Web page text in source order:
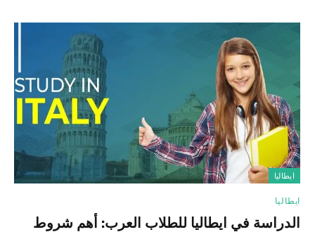
ايطاليا
ايطاليا
الدراسة في ايطاليا للطلاب العرب: أهم شروط